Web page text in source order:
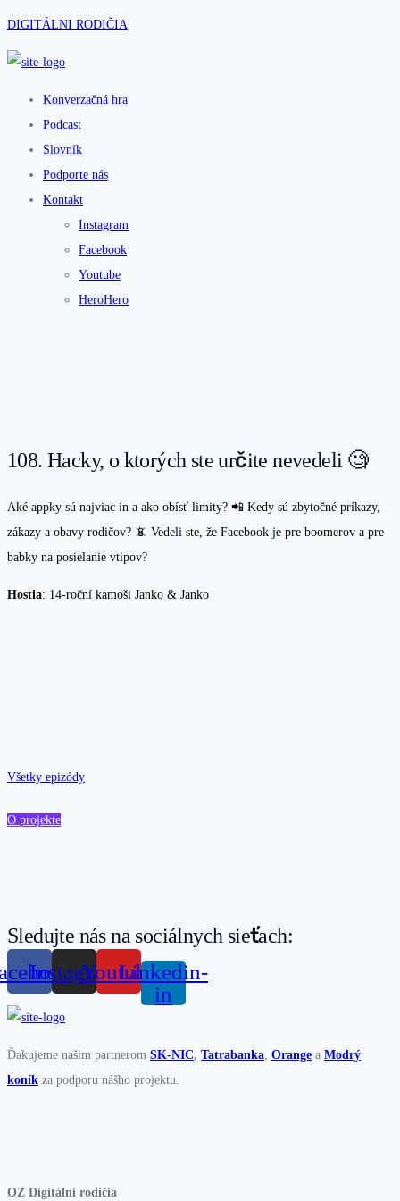
DIGITÁLNI RODIČIA
Konverzačná hra
Podcast
Slovník
Podporte nás
Kontakt
Instagram
Facebook
Youtube
HeroHero
108. Hacky, o ktorých ste určite nevedeli 🧐
Aké appky sú najviac in a ako obísť limity? 📲 Kedy sú zbytočné príkazy,
zákazy a obavy rodičov? 📵 Vedeli ste, že Facebook je pre boomerov a pre
babky na posielanie vtipov?
Hostia: 14-roční kamoši Janko & Janko
Všetky epizódy
O projekte
Sledujte nás na sociálnych sieťach:
InstagramYoutubeLinkedin-
in
Ďakujeme našim partnerom SK-NIC, Tatrabanka Orange a Modrý
koník za podporu nášho projektu.
OZ Digitálni rodičia